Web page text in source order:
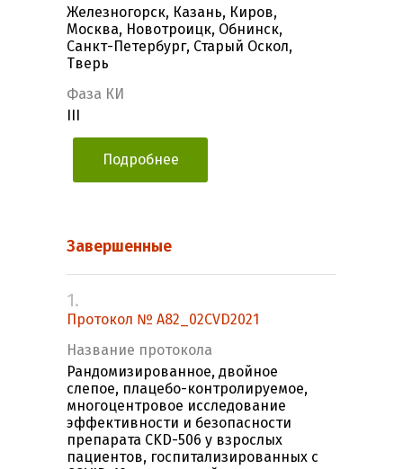
Железногорск, Казань, Киров,
Москва, Новотроицк, Обнинск,
Санкт-Петербург, Старый Оскол,
Тверь
Фаза КИ
Подробнее
Завершенные
1.
Протокол № A82_02CVD2021
Название протокола
Рандомизированное, двойное
слепое, плацебо-контролируемое,
многоцентровое исследование
эффективности и безопасности
препарата CKD-506 у взрослых
пациентов, госпитализированных с